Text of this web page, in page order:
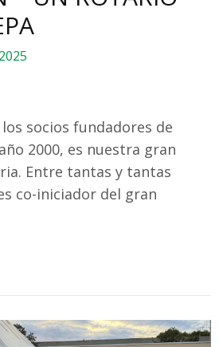
socios fundadores de
2000, es nuestra gran
Entre tantas y tantas
co-iniciador del gran